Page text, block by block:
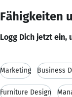
Fähigkeiten
Logg Dich jetzt ein,
Marketing Business
Furniture Design